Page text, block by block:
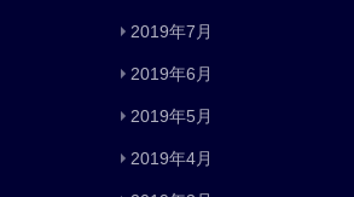
2019年7月
2019年6月
2019年5月
2019年4月